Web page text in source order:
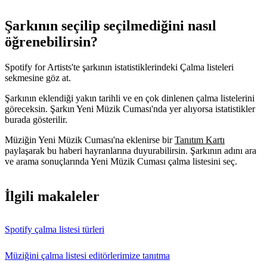
Şarkının seçilip seçilmediğini nasıl
öğrenebilirsin?
Spotify for Artists'te şarkının istatistiklerindeki Çalma listeleri
sekmesine göz at.
Şarkının eklendiği yakın tarihli ve en çok dinlenen çalma listelerini
göreceksin. Şarkın Yeni Müzik Cuması'nda yer alıyorsa istatistikler
burada gösterilir.
Müziğin Yeni Müzik Cuması'na eklenirse birTanıtım Kartı
paylaşarak bu haberi hayranlarına duyurabilirsin. Şarkının adını ara
ve arama sonuçlarında Yeni Müzik Cuması çalma listesini seç.
İlgili makaleler
Spotify çalma listesi türleri
Müziğini çalma listesi editörlerimize tanıtma